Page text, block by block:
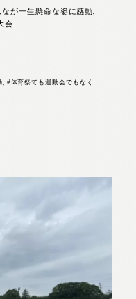
なが一生懸命な姿に感動,
会
, #体育祭でも運動会でもなく